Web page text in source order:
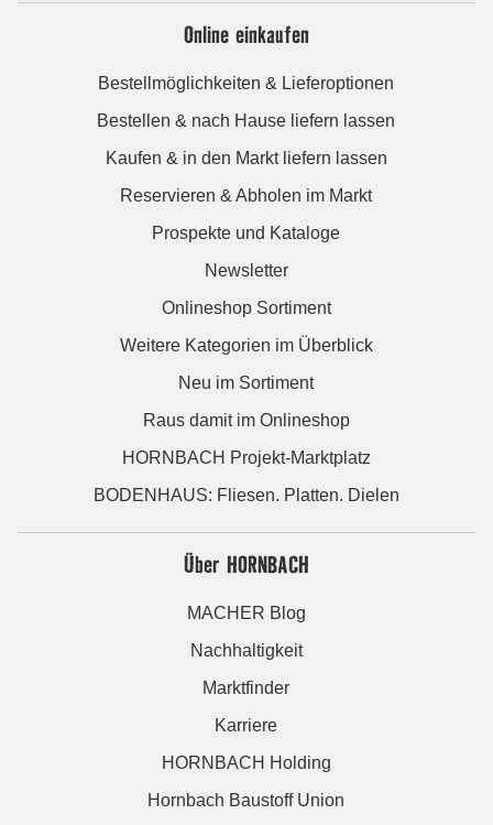
Online einkaufen
Bestellmöglichkeiten & Lieferoptionen
Bestellen & nach Hause liefern lassen
Kaufen & in den Markt liefern lassen
Reservieren & Abholen im Markt
Prospekte und Kataloge
Newsletter
Onlineshop Sortiment
Weitere Kategorien im Überblick
Neu im Sortiment
Raus damit im Onlineshop
HORNBACH Projekt-Marktplatz
BODENHAUS: Fliesen. Platten. Dielen
Über HORNBACH
MACHER Blog
Nachhaltigkeit
Marktfinder
Karriere
HORNBACH Holding
Hornbach Baustoff Union